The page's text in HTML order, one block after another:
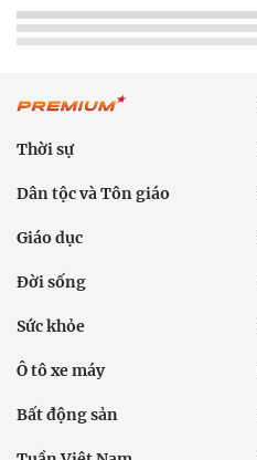
Thời sự
Dân tộc và Tôn giáo
Giáo dục
Đời sống
Sức khỏe
Ô tô xe máy
Bất động sản